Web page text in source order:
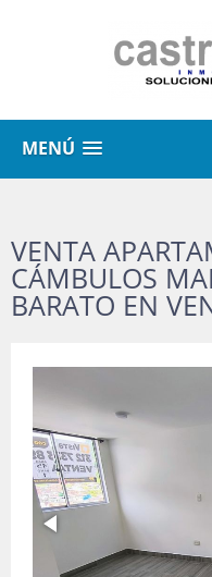
MENÚ
VENTA
CÁMBULOS
BARATO EN